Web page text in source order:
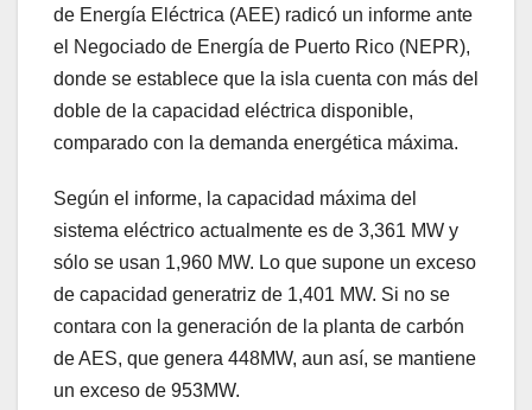
de Energía Eléctrica (AEE) radicó un informe ante
el Negociado de Energía de Puerto Rico (NEPR),
donde se establece que la isla cuenta con más del
doble de la capacidad eléctrica disponible,
comparado con la demanda energética máxima.
Según el informe, la capacidad máxima del
sistema eléctrico actualmente es de 3,361 MW y
sólo se usan 1,960 MW. Lo que supone un exceso
de capacidad generatriz de 1,401 MW. Si no se
contara con la generación de la planta de carbón
de AES, que genera 448MW, aun así, se mantiene
un exceso de 953MW.